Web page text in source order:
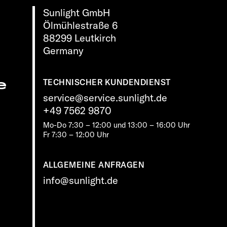
Sunlight GmbH
Ölmühlestraße 6
88299 Leutkirch
Germany
TECHNISCHER KUNDENDIENST
service@service.sunlight.de
+49 7562 9870
Mo-Do 7:30 – 12:00 und 13:00 – 16:00 Uhr
Fr 7:30 – 12:00 Uhr
ALLGEMEINE ANFRAGEN
info@sunlight.de